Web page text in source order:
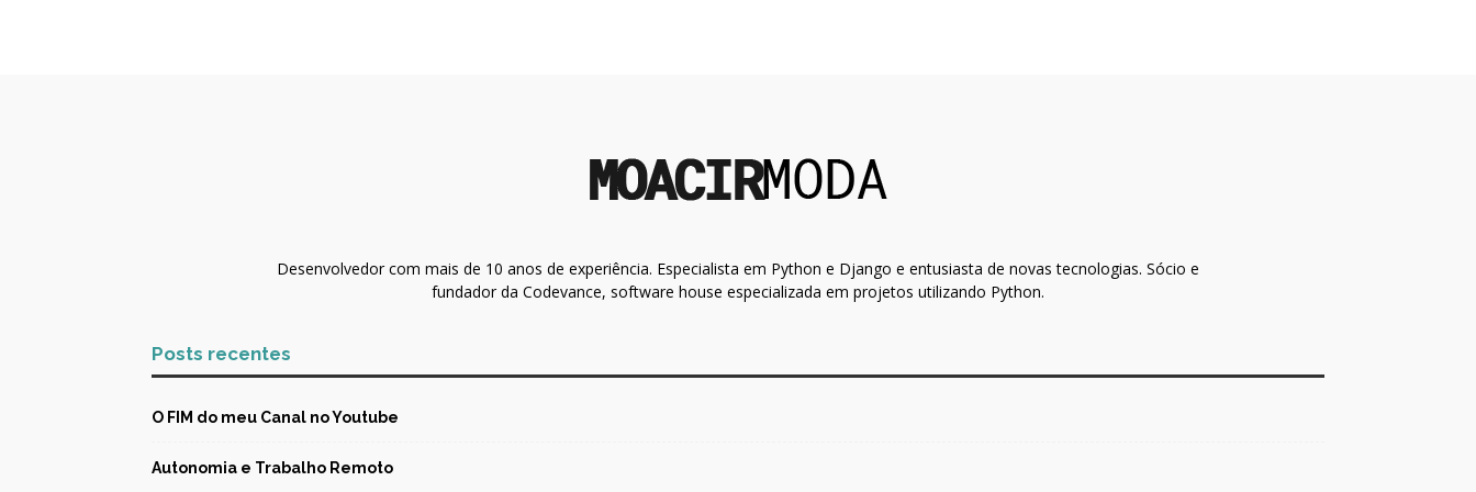
Desenvolvedor com mais de 10 anos de experiência. Especialista em Python e Django e entusiasta de novas tecnologias. Sócio e
fundador da Codevance, software house especializada em projetos utilizando Python.
Posts recentes
O FIM do meu Canal no Youtube
Autonomia e Trabalho Remoto